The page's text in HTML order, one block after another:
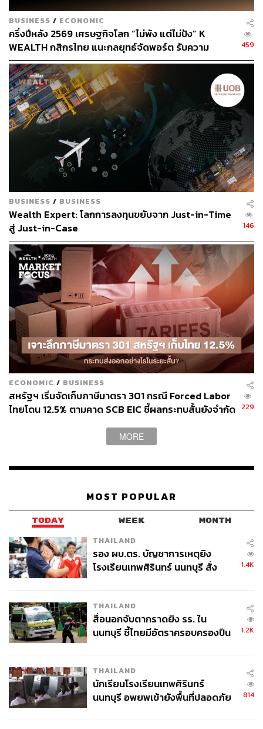
TAGS: การลงทุน ตลาดหุ้นไทย หุ้นไทย
บมจ.อมตะ คอร์ปอเรชัน (AMATA)
InnovestX Research
246
ABOUT THE AUTHOR
บล.อินโนเวสท์ เอกซ์
InnovestX
BUSINESS / ECONOMIC
ครึ่งปีหลัง 2569 เศรษฐกิจโลก “ไม่พัง แต่ไม่ปัง” K
WEALTH กสิกรไทย แนะกลยุทธ์จัดพอร์ต รับความ
เปลี่ยนแปลงกติกาใหม่ของโลก
459
BUSINESS / BUSINESS
Wealth Expert: โลกการลงทุนขยับจาก Just-in-Time
สู่ Just-in-Case
146
ECONOMIC / BUSINESS
สหรัฐฯ เริ่มจัดเก็บภาษีมาตรา 301 กรณี Forced Labor
ไทยโดน 12.5% ตามคาด SCB EIC ชี้ผลกระทบสั้นยังจำกัด
229
MORE
MOST POPULAR
TODAY WEEK MONTH
THAILAND
รอง ผบ.ตร. บัญชาการเหตุยิง
โรงเรียนเทพศิรินทร์ นนทบุรี สั่ง
1.4K
THAILAND
สื่อนอกจับตากราดยิง รร. ใน
นนทบุรี ชี้ไทยมีอัตราครอบครองปืน
1.2K
THAILAND
นักเรียนโรงเรียนเทพศิรินทร์
นนทบุรี อพยพเข้ายังพื้นที่ปลอดภัย
814